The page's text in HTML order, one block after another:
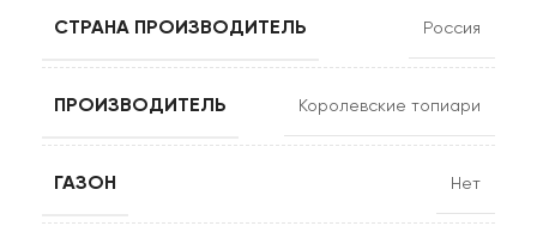
СТРАНА ПРОИЗВОДИТЕЛЬ Россия
ПРОИЗВОДИТЕЛЬ Королевские топиари
ГАЗОН Нет